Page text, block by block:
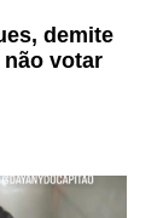
demite
votar